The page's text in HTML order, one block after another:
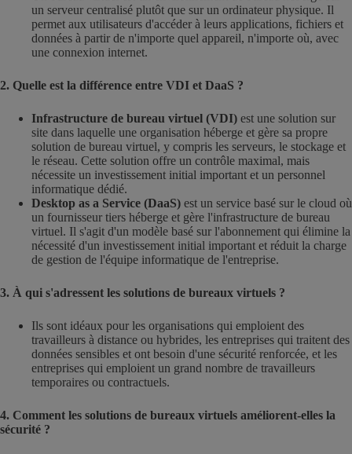
un serveur centralisé plutôt que sur un ordinateur physique. Il
permet aux utilisateurs d'accéder à leurs applications, fichiers et
données à partir de n'importe quel appareil, n'importe où, avec
une connexion internet.
2. Quelle est la différence entre VDI et DaaS ?
Infrastructure de bureau virtuel (VDI) est une solution sur
site dans laquelle une organisation héberge et gère sa propre
solution de bureau virtuel, y compris les serveurs, le stockage et
le réseau. Cette solution offre un contrôle maximal, mais
nécessite un investissement initial important et un personnel
informatique dédié.
Desktop as a Service (DaaS) est un service basé sur le cloud où
un fournisseur tiers héberge et gère l'infrastructure de bureau
virtuel. Il s'agit d'un modèle basé sur l'abonnement qui élimine la
nécessité d'un investissement initial important et réduit la charge
de gestion de l'équipe informatique de l'entreprise.
3. À qui s'adressent les solutions de bureaux virtuels ?
Ils sont idéaux pour les organisations qui emploient des
travailleurs à distance ou hybrides, les entreprises qui traitent des
données sensibles et ont besoin d'une sécurité renforcée, et les
entreprises qui emploient un grand nombre de travailleurs
temporaires ou contractuels.
4. Comment les solutions de bureaux virtuels améliorent-elles la
sécurité ?